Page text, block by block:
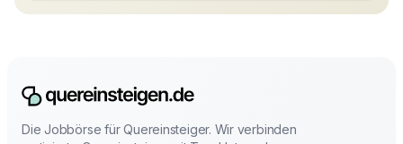
Die Jobbörse für Quereinsteiger. Wir verbinden